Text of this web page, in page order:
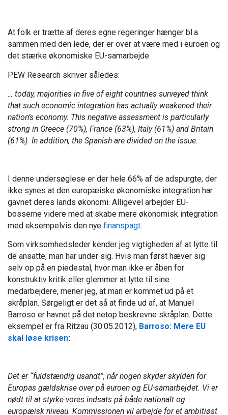
At folk er trætte af deres egne regeringer hænger bl.a.
sammen med den lede, der er over at være med i euroen og
det stærke økonomiske EU-samarbejde.
PEW Research skriver således:
… today, majorities in five of eight countries surveyed think
that such economic integration has actually weakened their
nation’s economy. This negative assessment is particularly
strong in Greece (70%), France (63%), Italy (61%) and Britain
(61%). In addition, the Spanish are divided on the issue.
I denne undersøglese er der hele 66% af de adspurgte, der
ikke synes at den europæiske økonomiske integration har
gavnet deres lands økonomi. Alligevel arbejder EU-
bosserne videre med at skabe mere økonomisk integration
med eksempelvis den nye finanspagt.
Som virksomhedsleder kender jeg vigtigheden af at lytte til
de ansatte, man har under sig. Hvis man først hæver sig
selv op på en piedestal, hvor man ikke er åben for
konstruktiv kritik eller glemmer at lytte til sine
medarbejdere, mener jeg, at man er kommet ud på et
skråplan. Sørgeligt er det så at finde ud af, at Manuel
Barroso er havnet på det netop beskrevne skråplan. Dette
eksempel er fra Ritzau (30.05.2012), Barroso: Mere EU
skal løse krisen:
Det er “fuldstændig usandt”, når nogen skyder skylden for
Europas gældskrise over på euroen og EU-samarbejdet. Vi er
nødt til at styrke vores indsats på både nationalt og
europæisk niveau. Kommissionen vil arbejde for et ambitiøst